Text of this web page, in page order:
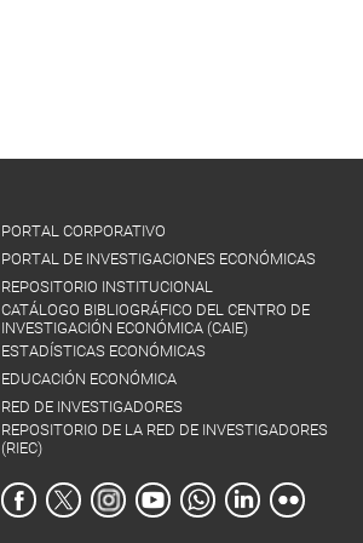
PORTAL CORPORATIVO
PORTAL DE INVESTIGACIONES ECONÓMICAS
REPOSITORIO INSTITUCIONAL
CATÁLOGO BIBLIOGRÁFICO DEL CENTRO DE
INVESTIGACIÓN ECONÓMICA (CAIE)
ESTADÍSTICAS ECONÓMICAS
EDUCACIÓN ECONÓMICA
RED DE INVESTIGADORES
REPOSITORIO DE LA RED DE INVESTIGADORES
(RIEC)